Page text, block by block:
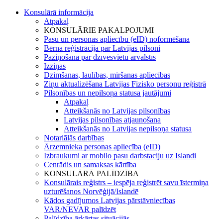
Konsulārā informācija
Atpakaļ
KONSULĀRIE PAKALPOJUMI
Pasu un personas apliecību (eID) noformēšana
Bērna reģistrācija par Latvijas pilsoni
Paziņošana par dzīvesvietu ārvalstīs
Izziņas
Dzimšanas, laulības, miršanas apliecības
Ziņu aktualizēšana Latvijas Fizisko personu reģistrā
Pilsonības un nepilsoņa statusa jautājumi
Atpakaļ
Atteikšanās no Latvijas pilsonības
Latvijas pilsonības atjaunošana
Atteikšanās no Latvijas nepilsoņa statusa
Notariālās darbības
Ārzemnieka personas apliecība (eID)
Izbraukumi ar mobilo pasu darbstaciju uz Islandi
Cenrādis un samaksas kārtība
KONSULĀRĀ PALĪDZĪBA
Konsulārais reģistrs – iespēja reģistrēt savu īstermiņa
uzturēšanos Norvēģijā/Islandē
Kādos gadījumos Latvijas pārstāvniecības
VAR/NEVAR palīdzēt